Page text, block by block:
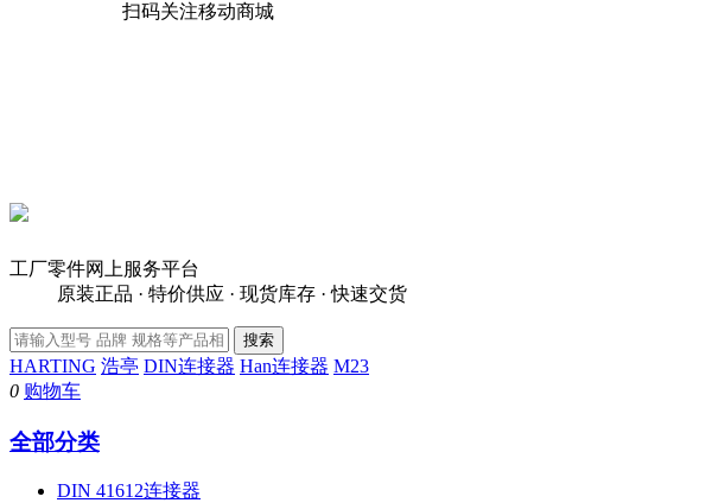
扫码关注移动商城
工厂零件网上服务平台
原装正品 · 特价供应 · 现货库存 · 快速交货
HARTING 浩亭 DIN连接器 Han连接器 M23
0 购物车
全部分类
DIN 41612连接器